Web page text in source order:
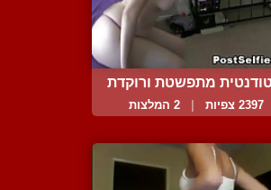
מתפשטת ורוקדת
ל...
2397 צפיות 2 המלצות